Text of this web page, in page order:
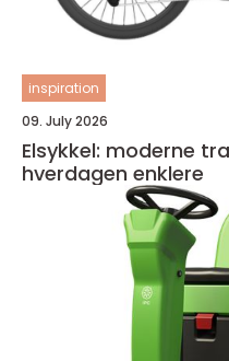
inspiration
09. July 2026
Elsykkel: moderne
hverdagen enklere